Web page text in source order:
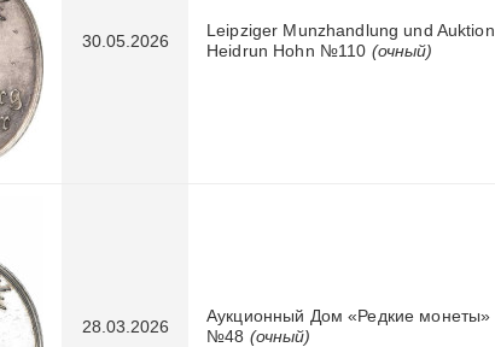
30.05.2026
Leipziger Munzhandlung und Auktion
Heidrun Hohn №110 (очный)
28.03.2026
Аукционный Дом «Редкие монеты»
№48 (очный)